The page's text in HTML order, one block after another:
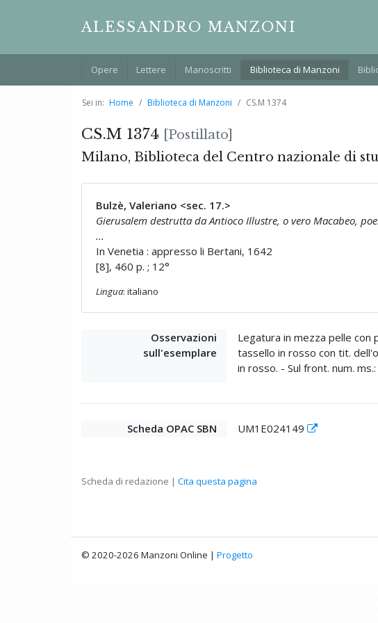
ALESSANDRO MANZONI
Opere Lettere Manoscritti Biblioteca di Manzoni
Sei in: Home Biblioteca di Manzoni CS.M 1374
CS.M 1374 [Postillato]
Milano, Biblioteca del Centro nazionale di
Bulzè, Valeriano <sec. 17.>
Gierusalem destrutta da Antioco Illustre, o vero Macabeo,
...
In Venetia : appresso li Bertani, 1642
[8], 460 p. ; 12°
Lingua: italiano
Osservazioni
sull'esemplare
Legatura in mezza pelle
tassello in rosso con tit.
in rosso. - Sul front. num.
Scheda OPAC SBN UM1E024149
Scheda di redazione | Cita questa pagina
© 2020-2026 Manzoni Online | Progetto